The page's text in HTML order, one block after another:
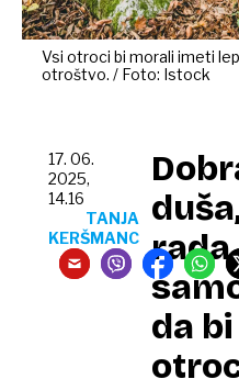
Vsi otroci bi morali imeti
otroštvo. / Foto: Istock
rada
da bi
17. 06.
2025,
14.16
TANJA
KERŠMANC